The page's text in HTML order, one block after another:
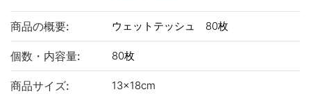
商品の概要: ウェットテッシュ 80枚
個数・内容量: 80枚
商品サイズ: 13×18cm